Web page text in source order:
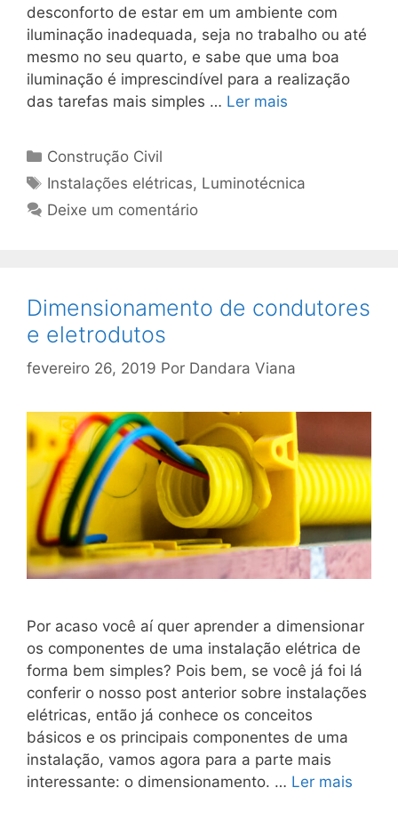
desconforto de estar em um ambiente com
iluminação inadequada, seja no trabalho ou até
mesmo no seu quarto, e sabe que uma boa
iluminação é imprescindível para a realização
das tarefas mais simples … Ler mais
Construção Civil
Instalações elétricas, Luminotécnica
Deixe um comentário
Dimensionamento de condutores
e eletrodutos
fevereiro 26, 2019 Por Dandara Viana
Por acaso você aí quer aprender a dimensionar
os componentes de uma instalação elétrica de
forma bem simples? Pois bem, se você já foi lá
conferir o nosso post anterior sobre instalações
elétricas, então já conhece os conceitos
básicos e os principais componentes de uma
instalação, vamos agora para a parte mais
interessante: o dimensionamento. … Ler mais